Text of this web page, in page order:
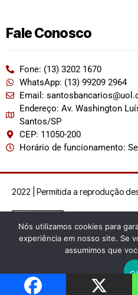
Fale Conosco
Fone: (13) 3202 1670
WhatsApp: (13) 99209 2964
Email:
Endereço: Av. Washington
Santos/SP
CEP: 11050-200
Horário de funcionamento:
2022 | Permitida a reprodução
Nós utilizamos cookies para
experiência em nosso site. Se
assumimos que